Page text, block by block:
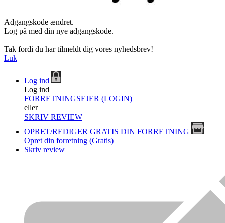
Adgangskode ændret.
Log på med din nye adgangskode.
Tak fordi du har tilmeldt dig vores nyhedsbrev!
Luk
Log ind
Log ind
FORRETNINGSEJER (LOGIN)
eller
SKRIV REVIEW
OPRET/REDIGER GRATIS DIN FORRETNING
Opret din forretning (Gratis)
Skriv review